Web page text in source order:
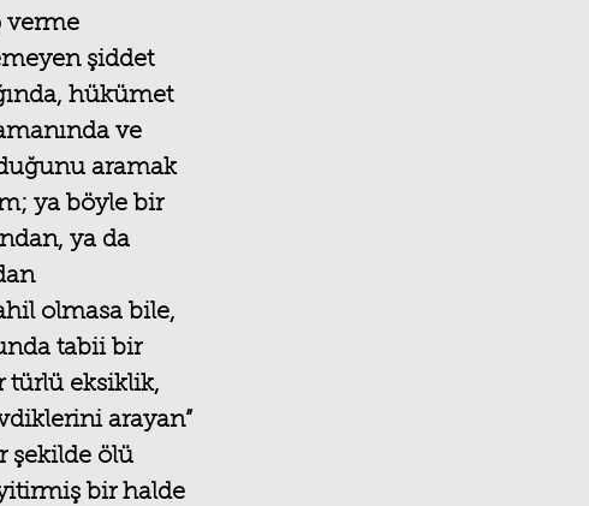
verme
şiddet
hükümet
ve
aramak
ya böyle bir
ya da
olmasa bile,
tabii bir
türlü eksiklik,
arayan”
şekilde ölü
bir halde